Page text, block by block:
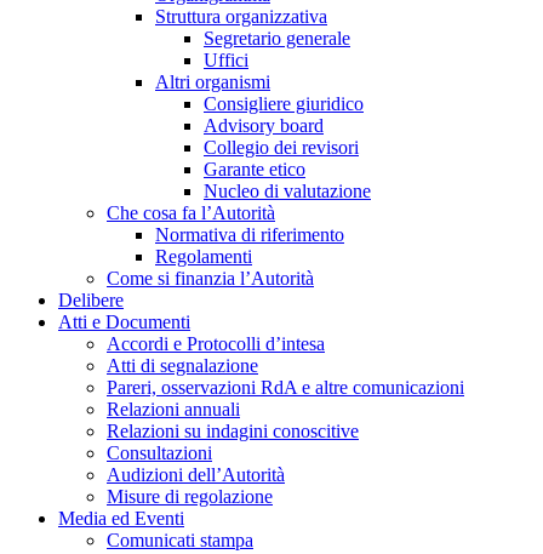
Struttura organizzativa
Segretario generale
Uffici
Altri organismi
Consigliere giuridico
Advisory board
Collegio dei revisori
Garante etico
Nucleo di valutazione
Che cosa fa l’Autorità
Normativa di riferimento
Regolamenti
Come si finanzia l’Autorità
Delibere
Atti e Documenti
Accordi e Protocolli d’intesa
Atti di segnalazione
Pareri, osservazioni RdA e altre comunicazioni
Relazioni annuali
Relazioni su indagini conoscitive
Consultazioni
Audizioni dell’Autorità
Misure di regolazione
Media ed Eventi
Comunicati stampa